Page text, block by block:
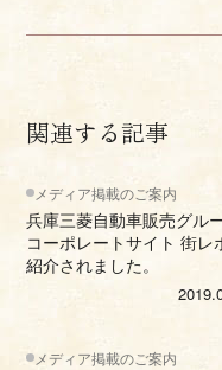
関連する記事
メディア掲載のご案内
兵庫三菱自動車販売グル
コーポレートサイト 街レ
紹介されました。
メディア掲載のご案内